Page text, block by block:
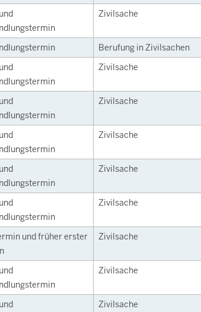
Zivilsache
Berufung in Zivilsachen
Zivilsache
Zivilsache
Zivilsache
Zivilsache
Zivilsache
und früher erster
Zivilsache
Zivilsache
Zivilsache